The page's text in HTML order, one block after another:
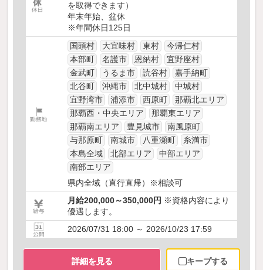
を取得できます）
年末年始、盆休
※年間休日125日
国頭村
大宜味村 東村
今帰仁村
本部町
名護市 恩納村
宜野座村
金武町
うるま市 読谷村
嘉手納町
北谷町
沖縄市 北中城村
中城村
宜野湾市
浦添市 西原町
那覇北エリア
那覇西・中央エリア
那覇東エリア
那覇南エリア
豊見城市
南風原町
与那原町
南城市 八重瀬町
糸満市
本島全域
北部エリア
中部エリア
南部エリア
県内全域（直行直帰）※相談可
月給200,000～350,000円 ※資格内容により
優遇します。
2026/07/31 18:00 ～ 2026/10/23 17:59
詳細を見る キープする